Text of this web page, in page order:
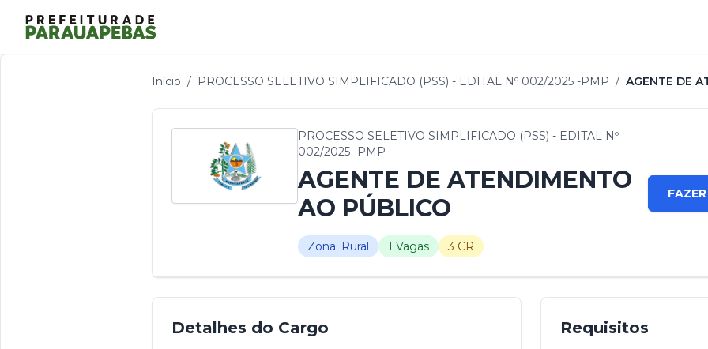
Início / PROCESSO SELETIVO SIMPLIFICADO (PSS) - EDITAL Nº 002/2025 -PMP / AGENTE DE
PROCESSO SELETIVO SIMPLIFICADO (PSS) - EDITAL Nº
002/2025 -PMP
AGENTE DE ATENDIMENTO
AO PÚBLICO
Zona: Rural 1 Vagas 3 CR
Detalhes do Cargo Requisitos